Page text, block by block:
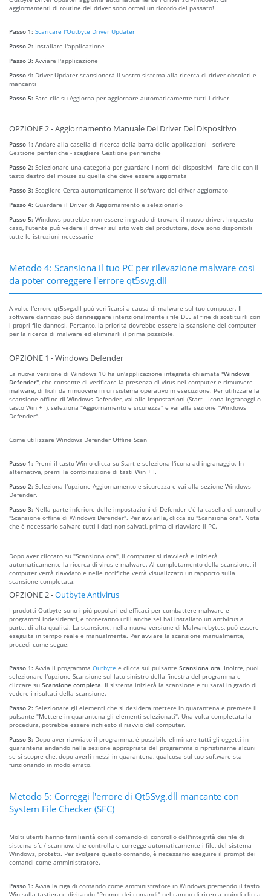
aggiornamenti di routine dei driver sono ormai un ricordo del passato!
Passo 1: Scaricare l'Outbyte Driver Updater
Passo 2: Installare l'applicazione
Passo 3: Avviare l'applicazione
Passo 4: Driver Updater scansionerà il vostro sistema alla ricerca di driver obsoleti e
mancanti
Passo 5: Fare clic su Aggiorna per aggiornare automaticamente tutti i driver
OPZIONE 2 - Aggiornamento Manuale Dei Driver Del Dispositivo
Passo 1: Andare alla casella di ricerca della barra delle applicazioni - scrivere
Gestione periferiche - scegliere Gestione periferiche
Passo 2: Selezionare una categoria per guardare i nomi dei dispositivi - fare clic con il
tasto destro del mouse su quella che deve essere aggiornata
Passo 3: Scegliere Cerca automaticamente il software del driver aggiornato
Passo 4: Guardare il Driver di Aggiornamento e selezionarlo
Passo 5: Windows potrebbe non essere in grado di trovare il nuovo driver. In questo
caso, l'utente può vedere il driver sul sito web del produttore, dove sono disponibili
tutte le istruzioni necessarie
Metodo 4: Scansiona il tuo PC per rilevazione malware così
da poter correggere l'errore qt5svg.dll
A volte l'errore qt5svg.dll può verificarsi a causa di malware sul tuo computer. Il
software dannoso può danneggiare intenzionalmente i file DLL al fine di sostituirli con
i propri file dannosi. Pertanto, la priorità dovrebbe essere la scansione del computer
per la ricerca di malware ed eliminarli il prima possibile.
OPZIONE 1 - Windows Defender
La nuova versione di Windows 10 ha un'applicazione integrata chiamata "Windows
Defender" , che consente di verificare la presenza di virus nel computer e rimuovere
malware, difficili da rimuovere in un sistema operativo in esecuzione. Per utilizzare la
scansione offline di Windows Defender, vai alle impostazioni (Start - Icona ingranaggi o
tasto Win + I), seleziona "Aggiornamento e sicurezza" e vai alla sezione "Windows
Defender".
Come utilizzare Windows Defender Offline Scan
Passo 1: Premi il tasto Win o clicca su Start e seleziona l'icona ad ingranaggio. In
alternativa, premi la combinazione di tasti Win + I.
Passo 2: Seleziona l'opzione Aggiornamento e sicurezza e vai alla sezione Windows
Defender.
Passo 3: Nella parte inferiore delle impostazioni di Defender c'è la casella di controllo
"Scansione offline di Windows Defender". Per avviarlla, clicca su "Scansiona ora". Nota
che è necessario salvare tutti i dati non salvati, prima di riavviare il PC.
Dopo aver cliccato su "Scansiona ora", il computer si riavvierà e inizierà
automaticamente la ricerca di virus e malware. Al completamento della scansione, il
computer verrà riavviato e nelle notifiche verrà visualizzato un rapporto sulla
scansione completata.
OPZIONE 2 -Outbyte Antivirus
I prodotti Outbyte sono i più popolari ed efficaci per combattere malware e
programmi indesiderati, e torneranno utili anche sei hai installato un antivirus a
parte, di alta qualità. La scansione, nella nuova versione di Malwarebytes, può essere
eseguita in tempo reale e manualmente. Per avviare la scansione manualmente,
procedi come segue:
Passo 1: Avvia il programma Outbyte e clicca sul pulsante Scansiona ora. Inoltre, puoi
selezionare l'opzione Scansione sul lato sinistro della finestra del programma e
cliccare su Scansione completa. Il sistema inizierà la scansione e tu sarai in grado di
vedere i risultati della scansione.
Passo 2: Selezionare gli elementi che si desidera mettere in quarantena e premere il
pulsante "Mettere in quarantena gli elementi selezionati". Una volta completata la
procedura, potrebbe essere richiesto il riavvio del computer.
Passo 3: Dopo aver riavviato il programma, è possibile eliminare tutti gli oggetti in
quarantena andando nella sezione appropriata del programma o ripristinarne alcuni
se si scopre che, dopo averli messi in quarantena, qualcosa sul tuo software sta
funzionando in modo errato.
Metodo 5: Correggi l'errore di Qt5Svg.dll mancante con
System File Checker (SFC)
Molti utenti hanno familiarità con il comando di controllo dell'integrità dei file di
sistema sfc / scannow, che controlla e corregge automaticamente i file, del sistema
Windows, protetti. Per svolgere questo comando, è necessario eseguire il prompt dei
comandi come amministratore.
Passo 1: Avvia la riga di comando come amministratore in Windows premendo il tasto
Win sulla tastiera e digitando "Prompt dei comandi" nel campo di ricerca, quindi clicca